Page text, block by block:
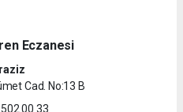
Eczanesi
Cad. No:13 B
00 33